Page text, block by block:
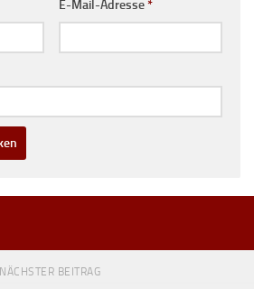
E-Mail-Adresse*
NÄCHSTER BEITRAG